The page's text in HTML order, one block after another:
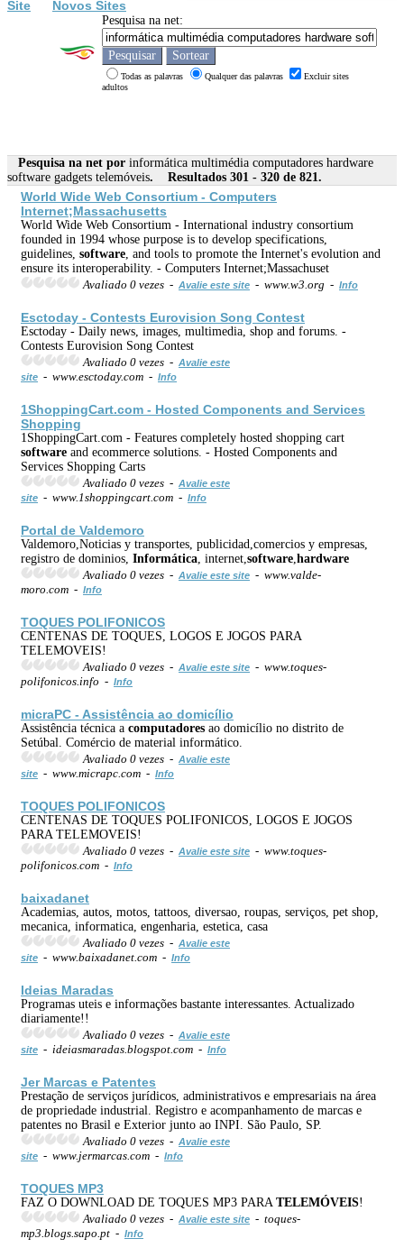
Site
Novos Sites
Pesquisa na net:
Todas as palavras Qualquer das palavras
Excluir sites
adultos
Pesquisa na net por informática multimédia computadores hardware
software gadgets telemóveis. Resultados 301 - 320 de 821.
World Wide Web Consortium - Computers
Internet;Massachusetts
World Wide Web Consortium - International industry consortium
founded in 1994 whose purpose is to develop specifications,
guidelines, software , and tools to promote the Internet's evolution and
ensure its interoperability. - Computers Internet;Massachuset
Avaliado 0 vezes - Avalie este site - www.w3.org - Info
Esctoday - Contests Eurovision Song Contest
Esctoday - Daily news, images, multimedia, shop and forums. -
Contests Eurovision Song Contest
Avaliado 0 vezes - Avalie este
site - www.esctoday.com - Info
1ShoppingCart.com - Hosted Components and Services
Shopping
1ShoppingCart.com - Features completely hosted shopping cart
software and ecommerce solutions. - Hosted Components and
Services Shopping Carts
Avaliado 0 vezes - Avalie este
site - www.1shoppingcart.com - Info
Portal de Valdemoro
Valdemoro,Noticias y transportes, publicidad,comercios y empresas,
registro de dominios, Informática , internet, software hardware
Avaliado 0 vezes - Avalie este site - www.valde-
moro.com - Info
TOQUES POLIFONICOS
CENTENAS DE TOQUES, LOGOS E JOGOS PARA
TELEMOVEIS!
Avaliado 0 vezes - Avalie este site - www.toques-
polifonicos.info - Info
micraPC - Assistência ao domicílio
Assistência técnica a computadores ao domicílio no distrito de
Setúbal. Comércio de material informático.
Avaliado 0 vezes - Avalie este
site - www.micrapc.com - Info
TOQUES POLIFONICOS
CENTENAS DE TOQUES POLIFONICOS, LOGOS E JOGOS
PARA TELEMOVEIS!
Avaliado 0 vezes - Avalie este site - www.toques-
polifonicos.com - Info
baixadanet
Academias, autos, motos, tattoos, diversao, roupas, serviços, pet shop,
mecanica, informatica, engenharia, estetica, casa
Avaliado 0 vezes - Avalie este
site - www.baixadanet.com - Info
Ideias Maradas
Programas uteis e informações bastante interessantes. Actualizado
diariamente!!
Avaliado 0 vezes - Avalie este
site - ideiasmaradas.blogspot.com - Info
Jer Marcas e Patentes
Prestação de serviços jurídicos, administrativos e empresariais na área
de propriedade industrial. Registro e acompanhamento de marcas e
patentes no Brasil e Exterior junto ao INPI. São Paulo, SP.
Avaliado 0 vezes - Avalie este
site - www.jermarcas.com - Info
TOQUES MP3
FAZ O DOWNLOAD DE TOQUES MP3 PARA TELEMÓVEIS!
Avaliado 0 vezes - Avalie este site - toques-
mp3.blogs.sapo.pt - Info